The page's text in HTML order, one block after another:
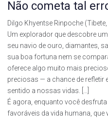
Não cometa tal
Dilgo Khyentse Rinpoche
Um explorador que descobre
seu navio de ouro, diamantes,
sua boa fortuna nem se
oferece algo muito mais
preciosas — a chance de refletir
sentido a nossas vidas. […]
É agora, enquanto você
favoráveis da vida humana, que